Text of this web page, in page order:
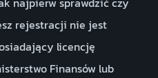
rejestracji nie jest
licencję
Finansów lub